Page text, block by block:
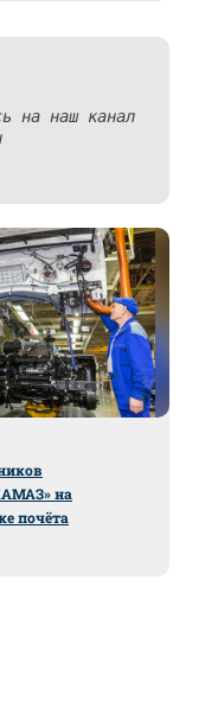
на наш канал
на
почёта